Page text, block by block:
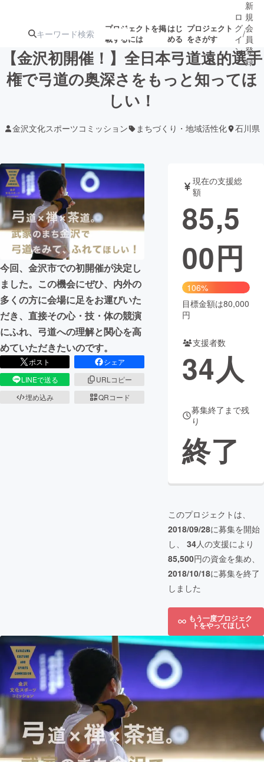
プロジェクトを掲
載するには
はじ
める
プロジェクト
をさがす
注目の新着プロ 募集終了が近いプ
テクノロジー・ガジェット
映像・映画 書籍・雑誌
ビジネス・起業 チャレンジ
まちづくり・地域活性化
CAMPFIRE for Social Good
CAMPFIRE Creation
CAMPFIREふるさと納税
コミュニティ
ロ
グ
イ
ン
/
新
規
会
員
登
録
【金沢初開催！】全日本弓道遠的選手
権で弓道の奥深さをもっと知ってほ
しい！
金沢文化スポーツコミッション まちづくり・地域活性化 石川県
今回、金沢市での初開催が決定し
ました。この機会にぜひ、内外の
多くの方に会場に足をお運びいた
だき、直接その心・技・体の競演
にふれ、弓道への理解と関心を高
めていただきたいのです。
ポスト
シェア
LINEで送る
URLコピー
埋め込み
QRコード
現在の支援総
額
85,5
00円
106%
目標金額は80,000
円
支援者数
34人
募集終了まで残
り
終了
このプロジェクトは、
2018/09/28に募集を開始
し、 34人の支援により
85,500円の資金を集め、
2018/10/18に募集を終了
しました
もう一度プロジェク
トをやってほしい